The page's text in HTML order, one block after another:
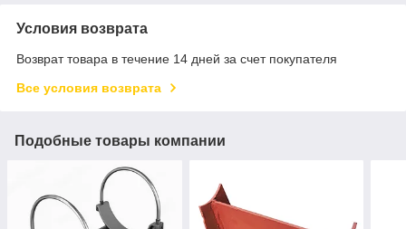
Условия возврата
Возврат товара в течение 14 дней за счет покупателя
Все условия возврата
Подобные товары компании